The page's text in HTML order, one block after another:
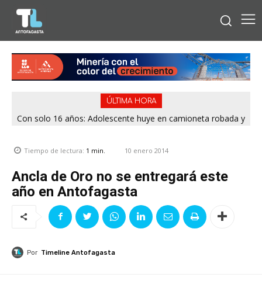
ÚLTIMA HORA
Con solo 16 años: Adolescente huye en camioneta robada y
Sismo se registró en Calama durante el mediodía de este
Tiempo de lectura: 1 min. 10 enero 2014
Ancla de Oro no se entregará este
año en Antofagasta
Por Timeline Antofagasta